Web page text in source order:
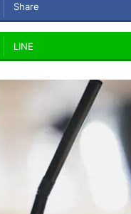
Share
LINE